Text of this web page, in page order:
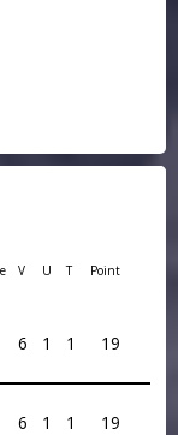
V U T Point
6 1 1 19
6 1 1 19